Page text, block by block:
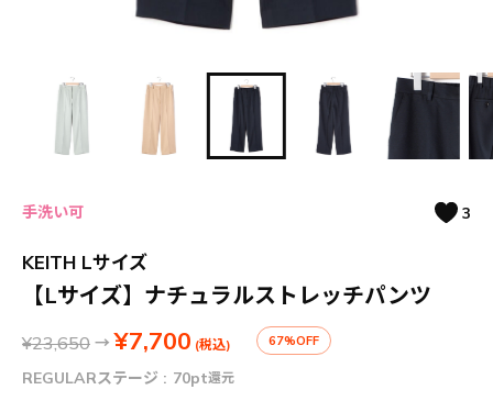
手洗い可 3
KEITH Lサイズ
【Lサイズ】ナチュラルストレッチパンツ
¥23,650 → ¥7,700 (税込) 67%OFF
REGULARステージ : 70pt還元